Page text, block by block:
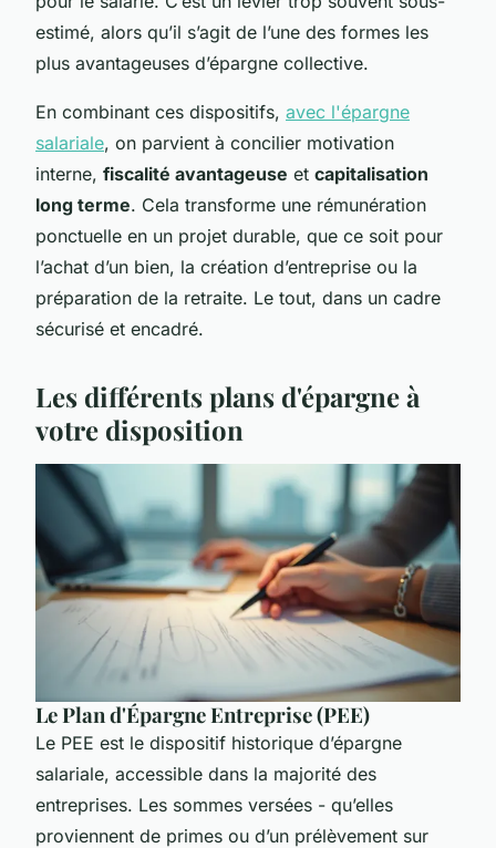
estimé, alors qu’il s’agit de l’une des formes les
plus avantageuses d’épargne collective.
En combinant ces dispositifs, avec l'épargne
salariale, on parvient à concilier motivation
interne, fiscalité avantageuse et capitalisation
long terme. Cela transforme une rémunération
ponctuelle en un projet durable, que ce soit pour
l’achat d’un bien, la création d’entreprise ou la
préparation de la retraite. Le tout, dans un cadre
sécurisé et encadré.
Les différents plans d'épargne à
votre disposition
Le Plan d'Épargne Entreprise (PEE)
Le PEE est le dispositif historique d’épargne
salariale, accessible dans la majorité des
entreprises. Les sommes versées - qu’elles
proviennent de primes ou d’un prélèvement sur